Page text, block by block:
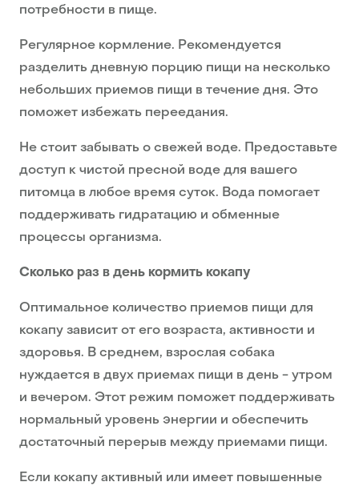
потребности в пище.
Регулярное кормление. Рекомендуется
разделить дневную порцию пищи на несколько
небольших приемов пищи в течение дня. Это
поможет избежать переедания.
Не стоит забывать о свежей воде. Предоставьте
доступ к чистой пресной воде для вашего
питомца в любое время суток. Вода помогает
поддерживать гидратацию и обменные
процессы организма.
Сколько раз в день кормить кокапу
Оптимальное количество приемов пищи для
кокапу зависит от его возраста, активности и
здоровья. В среднем, взрослая собака
нуждается в двух приемах пищи в день - утром
и вечером. Этот режим поможет поддерживать
нормальный уровень энергии и обеспечить
достаточный перерыв между приемами пищи.
Если кокапу активный или имеет повышенные